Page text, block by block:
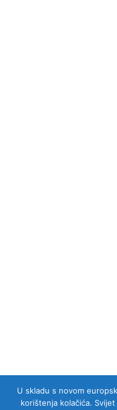
U skladu s novom
korištenja kolačića.